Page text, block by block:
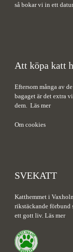
så bokar vi in ett
Att köpa katt
Eftersom många av
bagaget är det extra
dem. Läs mer
Om cookies
SVEKATT
Katthemmet i
rikstäckande förbund
ett gott liv. Läs mer